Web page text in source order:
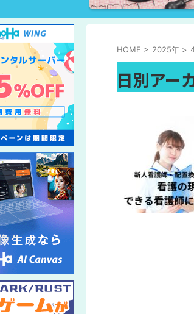
HOME > 2025年 >
日別アー